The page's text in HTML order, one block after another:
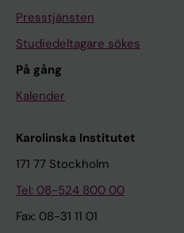
Presstjänsten
Studiedeltagare sökes
På gång
Kalender
Karolinska Institutet
171 77 Stockholm
Tel: 08-524 800 00
Fax: 08-31 11 01